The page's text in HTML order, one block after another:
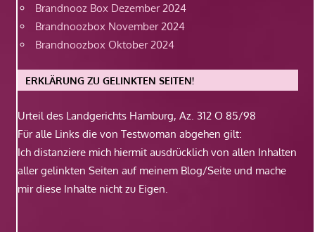
Brandnooz Box Dezember 2024
Brandnoozbox November 2024
Brandnoozbox Oktober 2024
ERKLÄRUNG ZU GELINKTEN SEITEN!
Urteil des Landgerichts Hamburg, Az. 312 O 85/98
Für alle Links die von Testwoman abgehen gilt:
Ich distanziere mich hiermit ausdrücklich von allen Inhalten
aller gelinkten Seiten auf meinem Blog/Seite und mache
mir diese Inhalte nicht zu Eigen.